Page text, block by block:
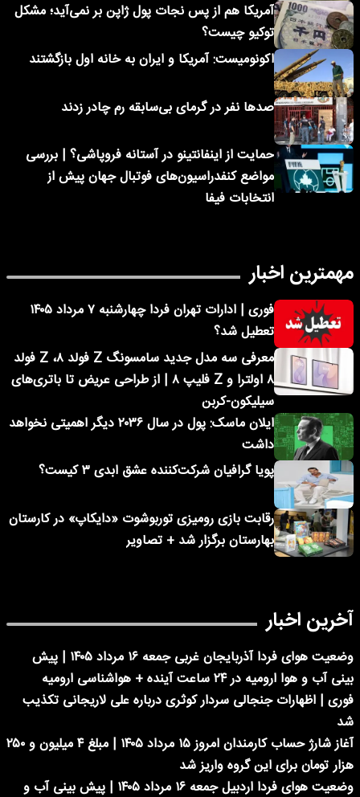
آمریکا هم از پس نجات پول ژاپن بر نمی‌آید؛ مشکل
توکیو چیست؟
اکونومیست: آمریکا و ایران به خانه اول بازگشتند
صدها نفر در گرمای بی‌سابقه رم چادر زدند
حمایت از اینفانتینو در آستانه فروپاشی؟ | بررسی
مواضع کنفدراسیون‌های فوتبال جهان پیش از
انتخابات فیفا
مهمترین اخبار
فوری | ادارات تهران فردا چهارشنبه ۷ مرداد ۱۴۰۵
تعطیل شد؟
معرفی سه مدل جدید سامسونگ Z فولد ۸، Z فولد
۸ اولترا و Z فلیپ ۸ | از طراحی عریض تا باتری‌های
سیلیکون-کربن
ایلان ماسک: پول در سال ۲۰۳۶ دیگر اهمیتی نخواهد
داشت
پویا گرافیان شرکت‌کننده عشق ابدی ۳ کیست؟
رقابت بازی رومیزی توربوشوت «دایکاپ» در کارستان
بهارستان برگزار شد + تصاویر
آخرین اخبار
وضعیت هوای فردا آذربایجان غربی جمعه ۱۶ مرداد ۱۴۰۵ | پیش
بینی آب و هوا ارومیه در ۲۴ ساعت آینده + هواشناسی ارومیه
فوری | اظهارات جنجالی سردار کوثری درباره علی لاریجانی تکذیب
شد
آغاز شارژ حساب کارمندان امروز ۱۵ مرداد ۱۴۰۵ | مبلغ ۴ میلیون و ۲۵۰
هزار تومان برای این گروه واریز شد
وضعیت هوای فردا اردبیل جمعه ۱۶ مرداد ۱۴۰۵ | پیش بینی آب و